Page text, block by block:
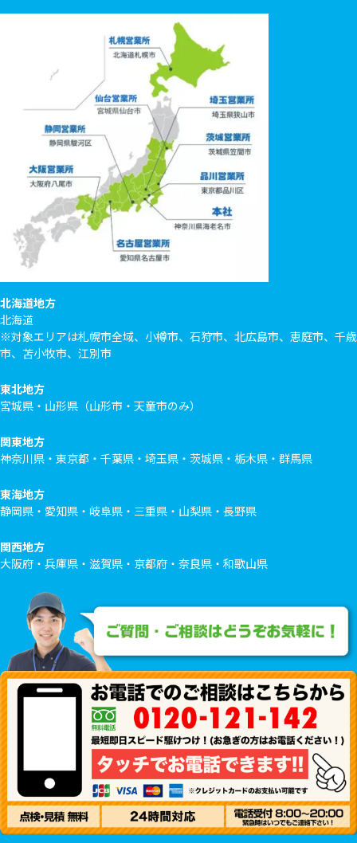
北海道地方
北海道
※対象エリアは札幌市全域、小樽市、石狩市、北広島市、恵庭市、千歳
市、苫小牧市、江別市
東北地方
宮城県・山形県（山形市・天童市のみ）
関東地方
神奈川県・東京都・千葉県・埼玉県・茨城県・栃木県・群馬県
東海地方
静岡県・愛知県・岐阜県・三重県・山梨県・長野県
関西地方
大阪府・兵庫県・滋賀県・京都府・奈良県・和歌山県